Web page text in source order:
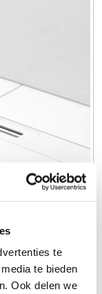
te
te bieden
Ook delen we